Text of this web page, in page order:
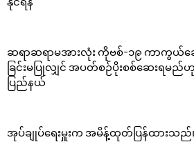
ဆရာဆရာမအားလုံး ကိုဗစ်-၁၉ ကာကွယ်ဆ
ခြင်းမပြုလျှင် အပတ်စဉ်ပိုးစစ်ဆေးရမ
ပြည်နယ်
အုပ်ချုပ်ရေးမှူးက အမိန့်ထုတ်ပြန်ထားသည်